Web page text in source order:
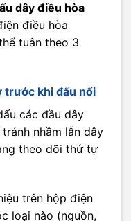
dây điều hòa
điều hòa
tuân theo 3
trước khi đấu nối
các đầu dây
nhầm lẫn dây
theo dõi thứ tự
trên hộp điện
loại nào (nguồn,